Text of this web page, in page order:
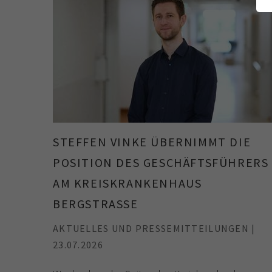
STEFFEN VINKE ÜBERNIMMT DIE
POSITION DES GESCHÄFTSFÜHRERS
AM KREISKRANKENHAUS
BERGSTRASSE
AKTUELLES UND PRESSEMITTEILUNGEN |
23.07.2026